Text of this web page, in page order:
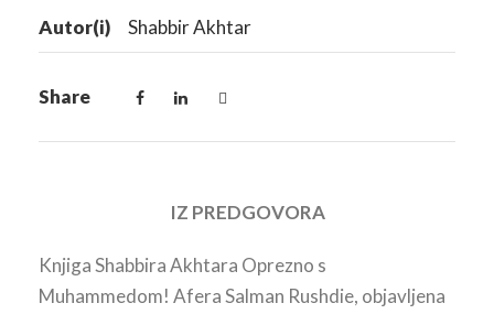
Autor(i)
Shabbir Akhtar
Share
IZ PREDGOVORA
Knjiga Shabbira Akhtara Oprezno s
Muhammedom! Afera Salman Rushdie, objavljena